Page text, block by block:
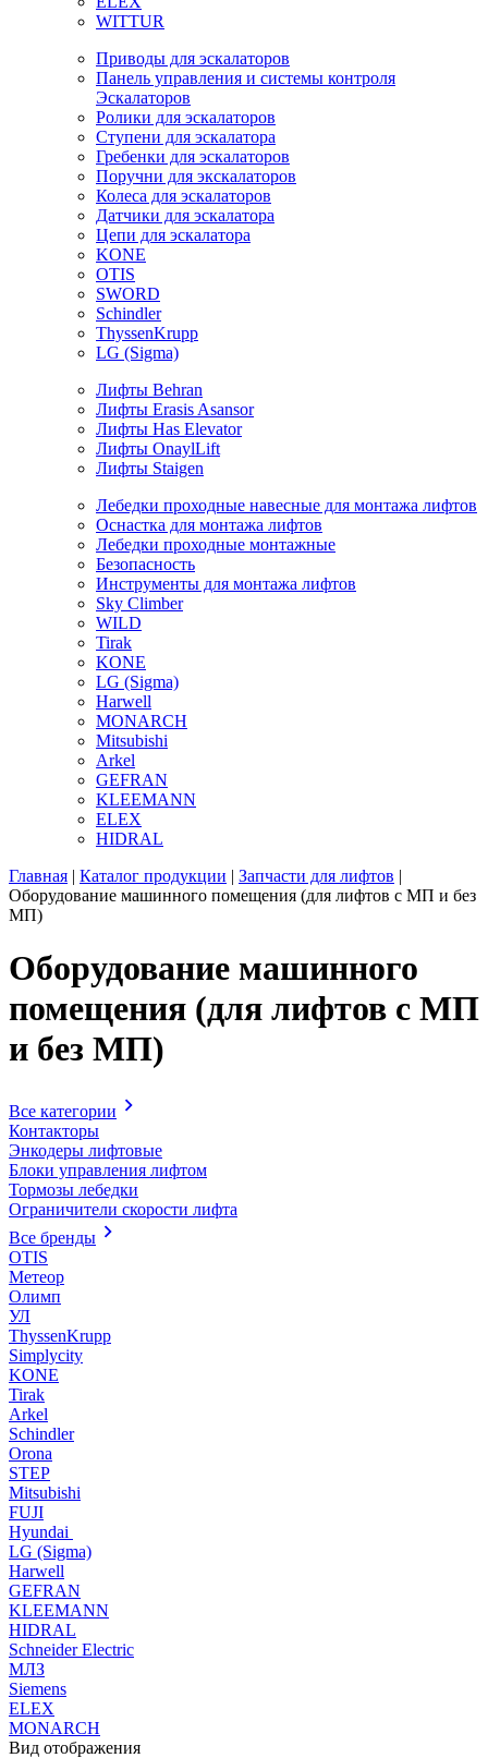
WITTUR
Приводы для эскалаторов
Панель управления и системы контроля
Эскалаторов
Ролики для эскалаторов
Ступени для эскалатора
Гребенки для эскалаторов
Поручни для экскалаторов
Колеса для эскалаторов
Датчики для эскалатора
Цепи для эскалатора
KONE
OTIS
SWORD
Schindler
ThyssenKrupp
LG (Sigma)
Лифты Behran
Лифты Erasis Asansor
Лифты Has Elevator
Лифты OnaylLift
Лифты Staigen
Лебедки проходные навесные для монтажа лифтов
Оснастка для монтажа лифтов
Лебедки проходные монтажные
Безопасность
Инструменты для монтажа лифтов
Sky Climber
WILD
Tirak
KONE
LG (Sigma)
Harwell
MONARCH
Mitsubishi
Arkel
GEFRAN
KLEEMANN
ELEX
HIDRAL
Главная | Каталог продукции | Запчасти для лифтов |
Оборудование машинного помещения (для лифтов с МП и без
МП)
Оборудование машинного
помещения (для лифтов с МП
и без МП)
Все категории
Контакторы
Энкодеры лифтовые
Блоки управления лифтом
Тормозы лебедки
Ограничители скорости лифта
Все бренды
OTIS
Метеор
Олимп
УЛ
ThyssenKrupp
Simplycity
KONE
Tirak
Arkel
Schindler
Orona
STEP
Mitsubishi
FUJI
Hyundai
LG (Sigma)
Harwell
GEFRAN
KLEEMANN
HIDRAL
Schneider Electric
МЛЗ
Siemens
ELEX
MONARCH
Вид отображения